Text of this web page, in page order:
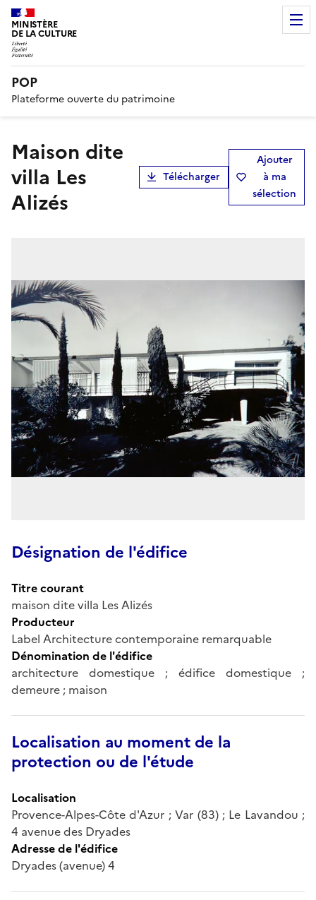
MINISTÈRE
DE LA CULTURE
POP
Plateforme ouverte du patrimoine
maison dite
villa Les
Alizés
Télécharger
Ajouter
à ma
sélection
Désignation de l'édifice
Titre courant
maison dite villa Les Alizés
Producteur
Label Architecture contemporaine remarquable
Dénomination de l'édifice
architecture domestique ; édifice domestique ;
demeure ; maison
Localisation au moment de la
protection ou de l'étude
Localisation
Provence-Alpes-Côte d'Azur ; Var (83) ; Le Lavandou ;
4 avenue des Dryades
Adresse de l'édifice
Dryades (avenue) 4